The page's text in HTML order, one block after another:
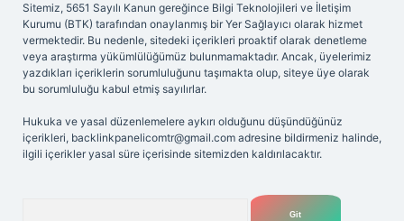
Sitemiz, 5651 Sayılı Kanun gereğince Bilgi Teknolojileri ve İletişim
Kurumu (BTK) tarafından onaylanmış bir Yer Sağlayıcı olarak hizmet
vermektedir. Bu nedenle, sitedeki içerikleri proaktif olarak denetleme
veya araştırma yükümlülüğümüz bulunmamaktadır. Ancak, üyelerimiz
yazdıkları içeriklerin sorumluluğunu taşımakta olup, siteye üye olarak
bu sorumluluğu kabul etmiş sayılırlar.
Hukuka ve yasal düzenlemelere aykırı olduğunu düşündüğünüz
içerikleri, backlinkpanelicomtr@gmail.com adresine bildirmeniz halinde,
ilgili içerikler yasal süre içerisinde sitemizden kaldırılacaktır.